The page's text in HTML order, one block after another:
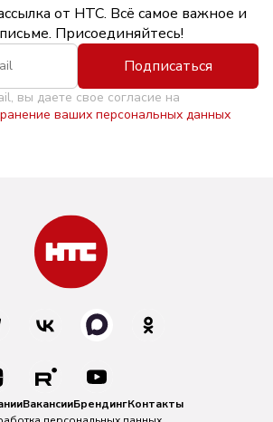
от НТС. Всё самое важное и
Присоединяйтесь!
Подписаться
вы даете свое согласие на
ваших персональных данных
ВакансииБрендингКонтакты